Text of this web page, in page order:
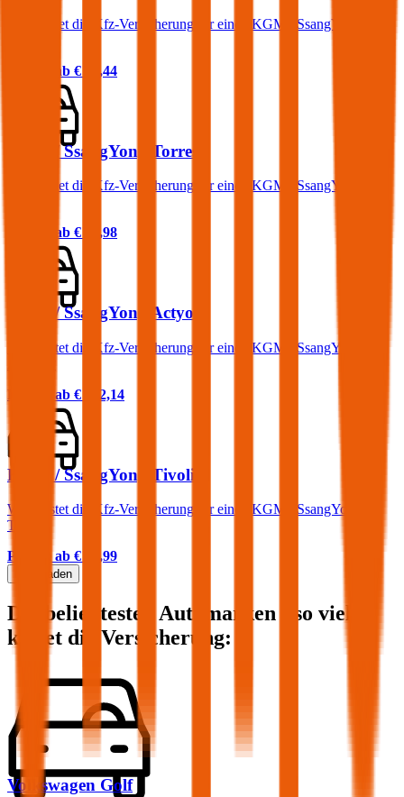
Was kostet die Kfz-Versicherung für einen KGM / SsangYong
Prämie ab € 80,44
KGM / SsangYong Torres
Was kostet die Kfz-Versicherung für einen KGM / SsangYong
Prämie ab € 43,98
KGM / SsangYong Actyon
Was kostet die Kfz-Versicherung für einen KGM / SsangYong
Prämie ab € 102,14
KGM / SsangYong Tivoli
Was kostet die Kfz-Versicherung für einen KGM / SsangYong
Tivoli?
Prämie ab € 64,99
Mehr laden
Die beliebtesten Automarken - so viel
kostet die Versicherung:
Volkswagen Golf